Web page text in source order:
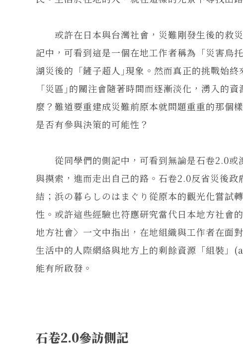
或許在日本與台灣社會，災難剛發生後的救
記中，可看到這是一個在地工作者稱為「災害烏
湖災後的「鏟子超人｣現象。然而真正的挑戰始
「災區｣的關注會隨著時間而逐漸淡化，湧入的
麼？難道要重建成災難前原本就問題重重的那個
是否有參與決策的可能性？
從同學們的側記中，可看到無論是石卷2.0或
與摸索，進而走出自己的路。石卷2.0反省災後
結；浜の暮らしのはまぐり從原本的觀光化嘗試
性。或許這些經驗也符應研究當代日本地方社會
地方社會〉一文中指出，在地組織與工作者在面
生活中的人際網絡與地方上的剩餘資源「組裝
能有所啟發。
石卷2.0參訪側記